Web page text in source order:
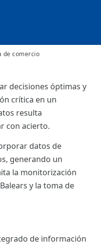
de comercio
decisiones óptimas y
crítica en un
resulta
con acierto.
datos de
generando un
la monitorización
y la toma de
de información